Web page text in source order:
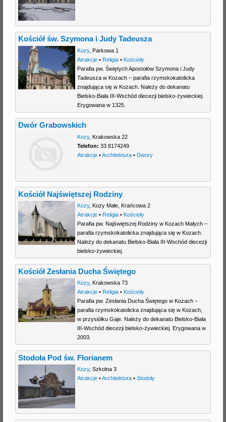
Kościół św. Szymona i Judy Tadeusza
Kozy, Parkowa 1
Atrakcje• Religia• Kościoły
Parafia pw. Świętych Apostołów Szymona i Judy
Tadeusza w Kozach – parafia rzymskokatolicka
znajdująca się w Kozach. Należy do dekanatu
Bielsko-Biała III-Wschód diecezji bielsko-żywieckiej.
Erygowana w 1325.
Dwór Grabowskich
Kozy, Krakowska 22
Telefon: 33 8174249
Atrakcje•Architektura• Dwory
Kościół Najświętszej Rodziny
Kozy, Kozy Małe, Krańcowa 2
Atrakcje• Religia• Kościoły
Parafia pw. Najświętszej Rodziny w Kozach Małych –
parafia rzymskokatolicka znajdująca się w Kozach.
Należy do dekanatu Bielsko-Biała III-Wschód diecezji
bielsko-żywieckiej.
Kościół Zesłania Ducha Świętego
Kozy, Krakowska 73
Atrakcje• Religia• Kościoły
Parafia pw. Zesłania Ducha Świętego w Kozach –
parafia rzymskokatolicka znajdująca się w Kozach,
w przysiółku Gaje. Należy do dekanatu Bielsko-Biała
III-Wschód diecezji bielsko-żywieckiej. Erygowana w
2003.
Stodoła Pod św. Florianem
Kozy, Szkolna 3
Atrakcje•Architektura• Stodoły